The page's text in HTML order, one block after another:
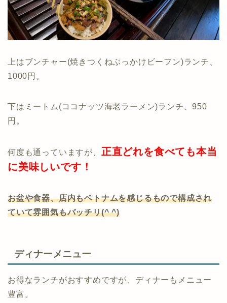
上はブンチャー(焼きつくねぶっかけビーフン)ランチ、
1000円。
下はミートム(ココナッツ海老ラーメン)ランチ、950
円。
何度も通っていますが、 正直どれを食べても本当
に美味しいです！
お盆や食器、店内もベトナムを感じるもので構成され
ていて雰囲気もバッチリ(^ ^)
ディナーメニュー
お得なランチがおすすめですが、ディナーもメニュー
豊富。